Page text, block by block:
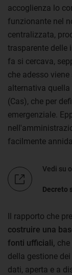
accoglienza lo
funzionante nel
centralizzata,
trasparente delle
fa si cercava,
che adesso
alternativa
(Cas), che per
emergenziale.
facilmente
Vedi su
Decreto
Il rapporto che
costruire una
fonti ufficiali,
della gestione
dati, aperta e a